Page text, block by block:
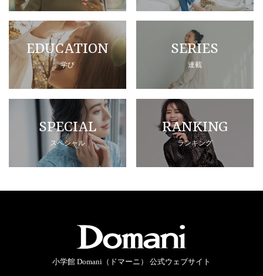
EDUCATION
学び
SERIES
連載
SPECIAL
スペシャル
RANKING
ランキング
小学館 Domani（ドマーニ） 公式ウェブサイト